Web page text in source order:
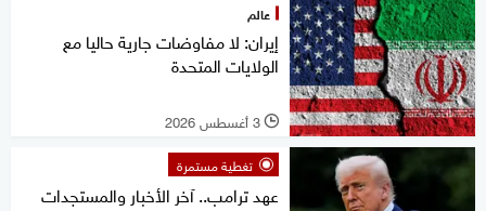
عالم
إيران: لا مفاوضات جارية حاليا مع
الولايات المتحدة
l 3 أغسطس 2026
تغطية مستمرة
عهد ترامب.. آخر الأخبار والمستجدات